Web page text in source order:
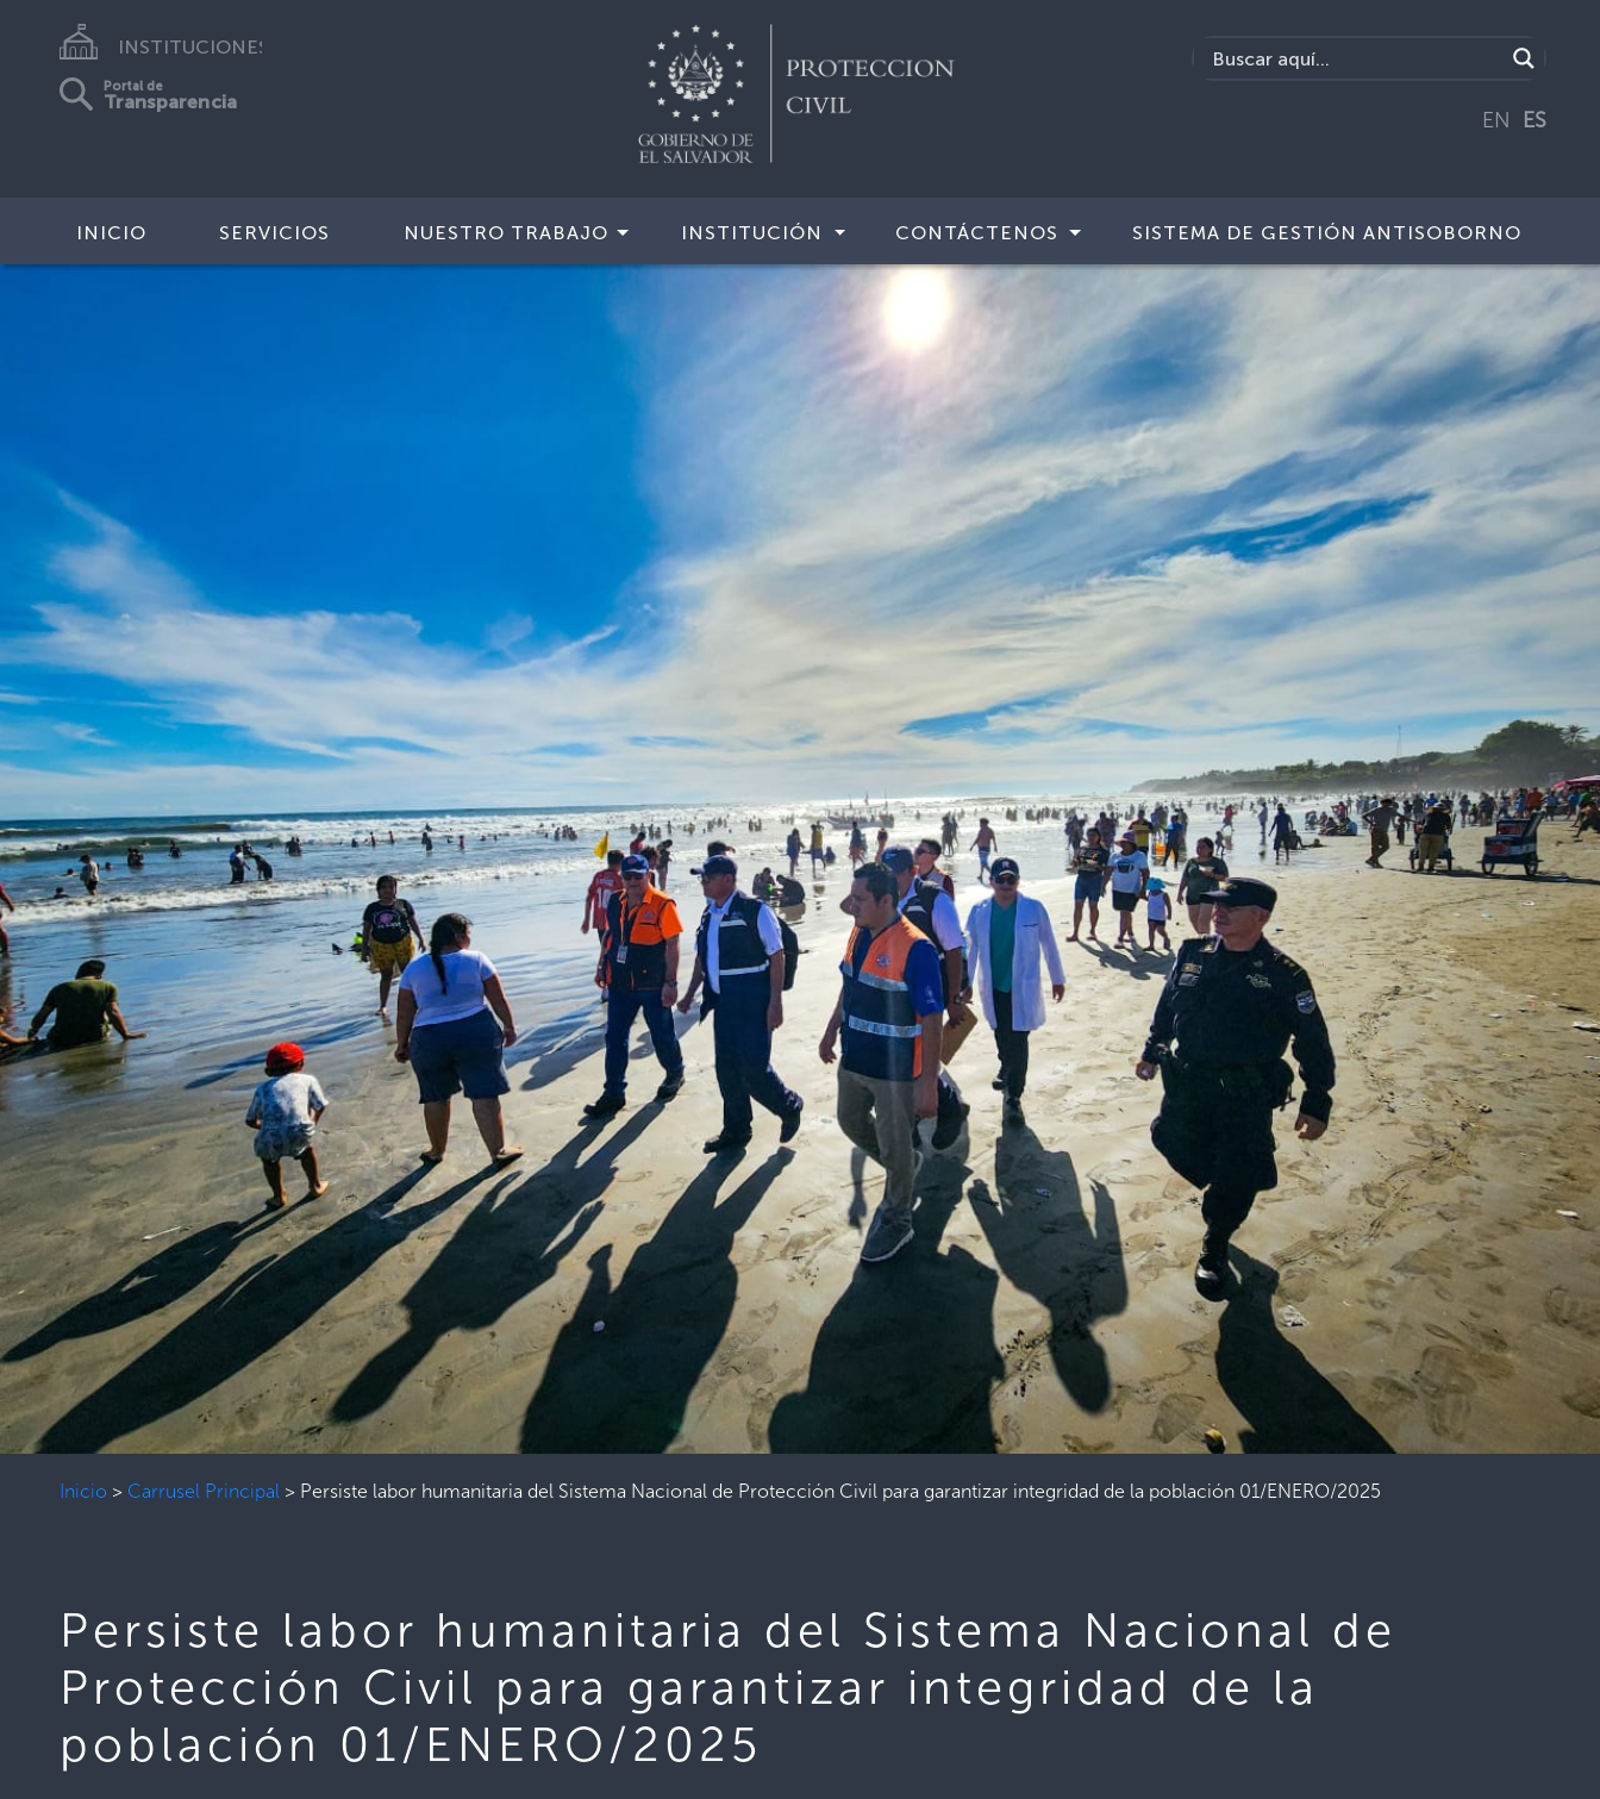
INSTITUCIONES
Portal de
Transparencia
EN ES
INICIO SERVICIOS NUESTRO TRABAJO INSTITUCIÓN CONTÁCTENOS SISTEMA DE GESTIÓN ANTISOBORNO
Inicio > Carrusel Principal > Persiste labor humanitaria del Sistema Nacional de Protección Civil para garantizar integridad de la población 01/ENERO/2025
Persiste labor humanitaria del Sistema Nacional de
Protección Civil para garantizar integridad de la
población 01/ENERO/2025